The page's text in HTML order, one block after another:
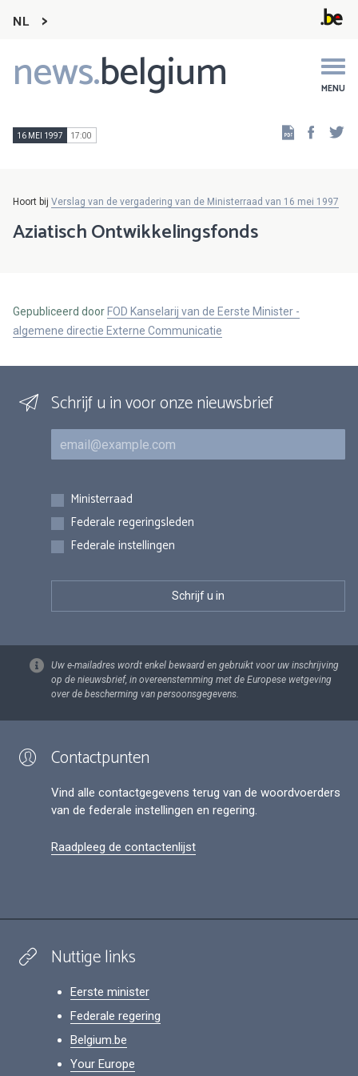
NL
news.belgium MENU
Main
navigation
16 MEI 1997 17:00
Hoort bij Verslag van de vergadering van de Ministerraad van 16 mei 1997
Aziatisch Ontwikkelingsfonds
Gepubliceerd door FOD Kanselarij van de Eerste Minister -
algemene directie Externe Communicatie
Schrijf u in voor onze nieuwsbrief
E-mail
Inschrijvingen
Ministerraad
Federale regeringsleden
Federale instellingen
Uw e-mailadres wordt enkel bewaard en gebruikt voor uw inschrijving
op de nieuwsbrief, in overeenstemming met de Europese wetgeving
over de bescherming van persoonsgegevens.
Contactpunten
Vind alle contactgegevens terug van de woordvoerders
van de federale instellingen en regering.
Raadpleeg de contactenlijst
Nuttige links
Eerste minister
Federale regering
Belgium.be
Your Europe